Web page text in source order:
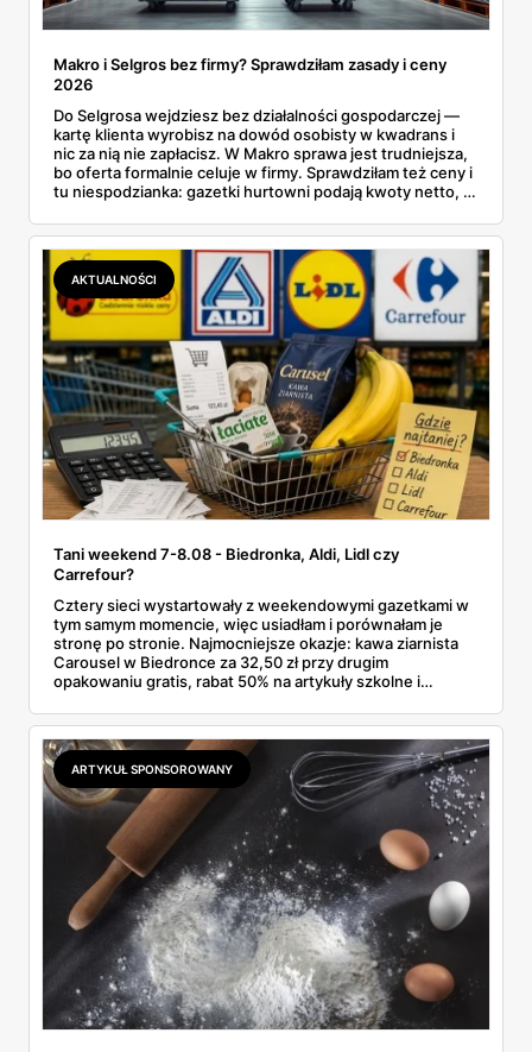
Makro i Selgros bez firmy? Sprawdziłam zasady i ceny
2026
Do Selgrosa wejdziesz bez działalności gospodarczej —
kartę klienta wyrobisz na dowód osobisty w kwadrans i
nic za nią nie zapłacisz. W Makro sprawa jest trudniejsza,
bo oferta formalnie celuje w firmy. Sprawdziłam też ceny i
tu niespodzianka: gazetki hurtowni podają kwoty netto, a
zawsze wygrywa — ta sama kawa ziarnista kosztuje w
Makro ponad dwa razy więcej niż w weekendowej
promocji dyskontu.
AKTUALNOŚCI
Tani weekend 7-8.08 - Biedronka, Aldi, Lidl czy
Carrefour?
Cztery sieci wystartowały z weekendowymi gazetkami w
tym samym momencie, więc usiadłam i porównałam je
stronę po stronie. Najmocniejsze okazje: kawa ziarnista
Carousel w Biedronce za 32,50 zł przy drugim
opakowaniu gratis, rabat 50% na artykuły szkolne i
2,99 zł za kilogram, ale wyłącznie w sobotę z aplikacją. Aldi
odpowiada masłem za 2,99 zł. Werdykt w skrócie:
najwięcej wyciśniesz z Biedronki, po świeże warzywa jedź
do Aldi.
ARTYKUŁ SPONSOROWANY